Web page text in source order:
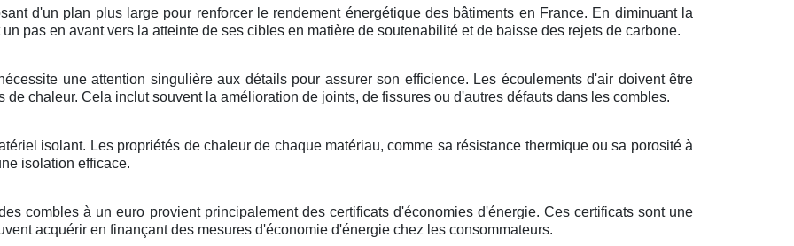
d'un plan plus large pour renforcer le rendement énergétique des bâtiments en France. En diminuant la
pas en avant vers la atteinte de ses cibles en matière de soutenabilité et de baisse des rejets de carbone.
une attention singulière aux détails pour assurer son efficience. Les écoulements d'air doivent être
chaleur. Cela inclut souvent la amélioration de joints, de fissures ou d'autres défauts dans les combles.
isolant. Les propriétés de chaleur de chaque matériau, comme sa résistance thermique ou sa porosité à
isolation efficace.
combles à un euro provient principalement des certificats d'économies d'énergie. Ces certificats sont une
acquérir en finançant des mesures d'économie d'énergie chez les consommateurs.